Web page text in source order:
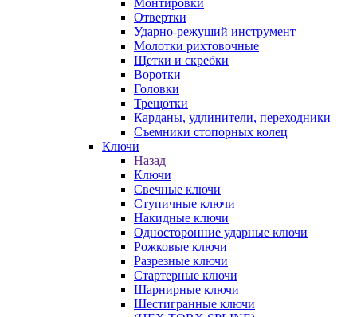
Монтировки
Отвертки
Ударно-режуший инструмент
Молотки рихтовочные
Щетки и скребки
Воротки
Головки
Трещотки
Карданы, удлинители, переходники
Съемники стопорных колец
Ключи
Назад
Ключи
Свечные ключи
Ступичные ключи
Накидные ключи
Односторонние ударные ключи
Рожковые ключи
Разрезные ключи
Стартерные ключи
Шарнирные ключи
Шестигранные ключи